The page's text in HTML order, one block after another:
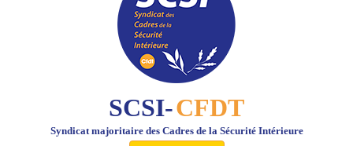
SCSI-CFDT
Syndicat majoritaire des Cadres de la Sécurité Intérieure